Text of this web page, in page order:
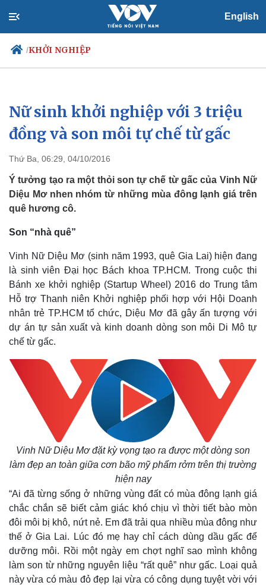
English
/KHỞI NGHIỆP
Chính trị
Đảng
Tổ chức nhân sự
Nhận diện sự thật
Xã hội
Tin 24h
Dự báo thời tiết
Việc làm
Biển đảo
Nữ sinh khởi nghiệp với 3 triệu
đồng và son môi tự chế từ gấc
Thứ Ba, 06:29, 04/10/2016
Ý tưởng tạo ra một thỏi son tự chế từ gấc của Vinh Nữ
Diệu Mơ nhen nhóm từ những mùa đông lạnh giá trên
quê hương cô.
Son “nhà quê”
Vinh Nữ Diệu Mơ (sinh năm 1993, quê Gia Lai) hiện đang
là sinh viên Đại học Bách khoa TP.HCM. Trong cuộc thi
Bánh xe khởi nghiệp (Startup Wheel) 2016 do Trung tâm
Hỗ trợ Thanh niên Khởi nghiệp phối hợp với Hội Doanh
nhân trẻ TP.HCM tổ chức, Diệu Mơ đã gây ấn tượng với
dự án tự sản xuất và kinh doanh dòng son môi Di Mô tự
chế từ gấc.
Vinh Nữ Diệu Mơ đặt kỳ vọng tạo ra được một dòng son
làm đẹp an toàn giữa cơn bão mỹ phẩm rởm trên thị trường
hiện nay
“Ai đã từng sống ở những vùng đất có mùa đông lạnh giá
chắc chắn sẽ biết cảm giác khó chịu vì thời tiết bào mòn
đôi môi bị khô, nứt nẻ. Em đã trải qua nhiều mùa đông như
thế ở Gia Lai. Lúc đó mẹ hay chỉ cách dùng dầu gấc để
dưỡng môi. Rồi một ngày em chợt nghĩ sao mình không
làm son từ những nguyên liệu “rất quê” như gấc. Loại quả
này vừa có màu đỏ đẹp lại vừa có công dụng tuyệt vời với